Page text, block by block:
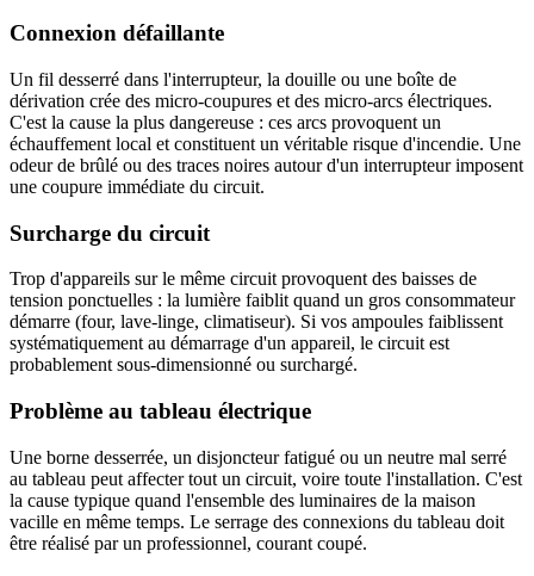
Connexion défaillante
Un fil desserré dans l'interrupteur, la douille ou une boîte de
dérivation crée des micro-coupures et des micro-arcs électriques.
C'est la cause la plus dangereuse : ces arcs provoquent un
échauffement local et constituent un véritable risque d'incendie. Une
odeur de brûlé ou des traces noires autour d'un interrupteur imposent
une coupure immédiate du circuit.
Surcharge du circuit
Trop d'appareils sur le même circuit provoquent des baisses de
tension ponctuelles : la lumière faiblit quand un gros consommateur
démarre (four, lave-linge, climatiseur). Si vos ampoules faiblissent
systématiquement au démarrage d'un appareil, le circuit est
probablement sous-dimensionné ou surchargé.
Problème au tableau électrique
Une borne desserrée, un disjoncteur fatigué ou un neutre mal serré
au tableau peut affecter tout un circuit, voire toute l'installation. C'est
la cause typique quand l'ensemble des luminaires de la maison
vacille en même temps. Le serrage des connexions du tableau doit
être réalisé par un professionnel, courant coupé.